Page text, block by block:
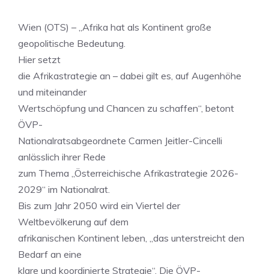
Wien (OTS) – „Afrika hat als Kontinent große
geopolitische Bedeutung.
Hier setzt
die Afrikastrategie an – dabei gilt es, auf Augenhöhe
und miteinander
Wertschöpfung und Chancen zu schaffen“, betont
ÖVP-
Nationalratsabgeordnete Carmen Jeitler-Cincelli
anlässlich ihrer Rede
zum Thema „Österreichische Afrikastrategie 2026-
2029“ im Nationalrat.
Bis zum Jahr 2050 wird ein Viertel der
Weltbevölkerung auf dem
afrikanischen Kontinent leben, „das unterstreicht den
Bedarf an eine
klare und koordinierte Strategie“. Die ÖVP-